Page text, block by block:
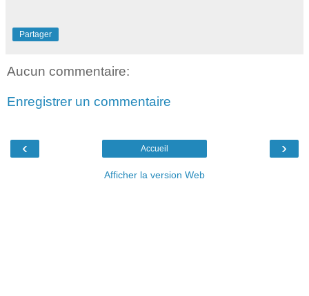
Partager
Aucun commentaire:
Enregistrer un commentaire
‹ ›
Accueil
Afficher la version Web